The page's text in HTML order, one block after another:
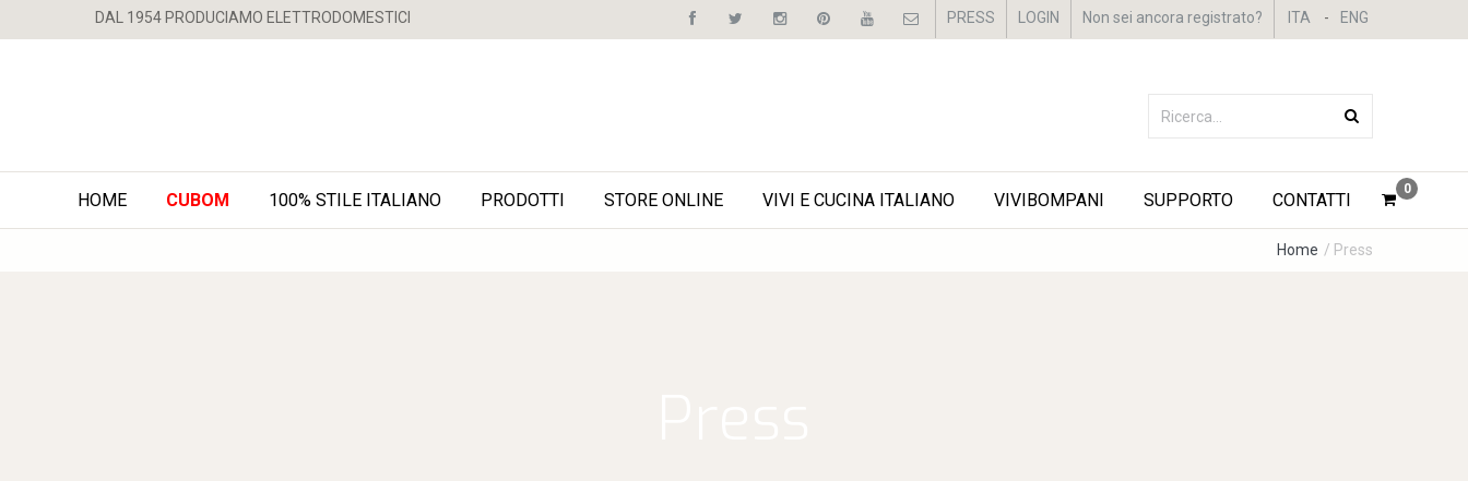
DAL 1954 PRODUCIAMO ELETTRODOMESTICI PRESS LOGIN Non sei ancora registrato? ITA - ENG
HOME CUBOM 100% STILE ITALIANO PRODOTTI STORE ONLINE VIVI E CUCINA ITALIANO VIVIBOMPANI SUPPORTO CONTATTI
0
Home / Press